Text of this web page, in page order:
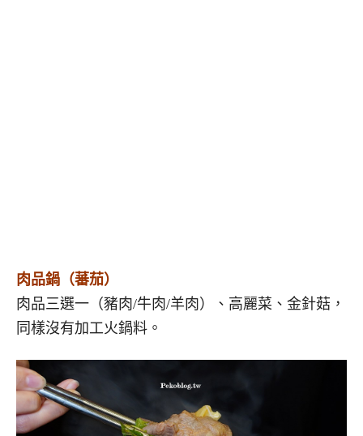
肉品鍋（蕃茄）
肉品三選一（豬肉/牛肉/羊肉）、高麗菜、金針菇，
同樣沒有加工火鍋料。